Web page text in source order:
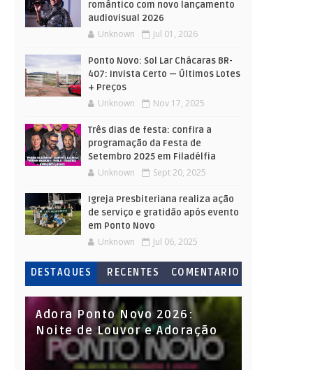
romântico com novo lançamento
audiovisual 2026
Unknown Jul 01, 2026
Ponto Novo: Sol Lar Chácaras BR-
407: Invista Certo — Últimos Lotes
+ Preços
Unknown Nov 17, 2025
Três dias de festa: confira a
programação da Festa de
Setembro 2025 em Filadélfia
Unknown Sept 20, 2025
Igreja Presbiteriana realiza ação
de serviço e gratidão após evento
em Ponto Novo
Unknown Jul 06, 2025
DESTAQUES RECENTES
COMENTARIO
S
Adora Ponto Novo 2026:
Noite de Louvor e Adoração